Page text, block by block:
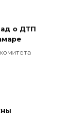
о ДТП